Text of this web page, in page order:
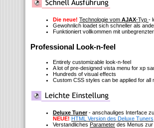
Die neue! Technologie vom AJAX-Typ -
Gewohnlich loadet sich schneller als
Funktioniert vollkommen mit
Professional Look-n-feel
Entirely customizable look-n-feel
A lot of pre-designed vista menu for xp
Hundreds of visual effects
Custom CSS styles can be applied for all
Deluxe Tuner- anschauliges Interface
NEUE! HTML Version des Deluxe Tuners
Verstandliches Parameter des Menus zur